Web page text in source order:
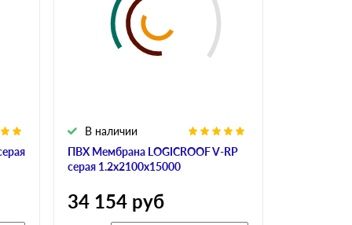
ПВХ Мембрана LOGICROOF V-RP
серая 1.2х2100х15000
В наличии
34 154 руб